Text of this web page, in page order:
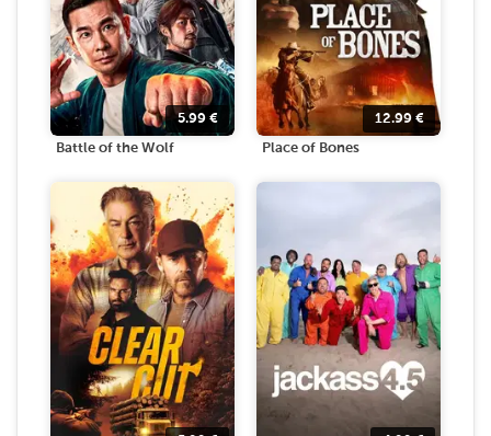
5.99 €
Battle of the Wolf
12.99 €
Place of Bones